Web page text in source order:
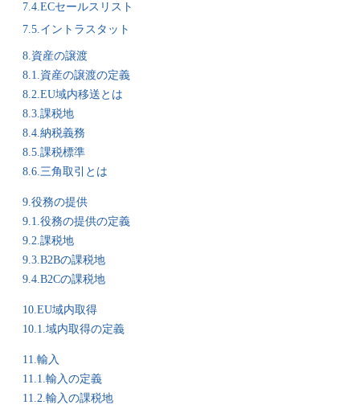
7.4.ECセールスリスト
7.5.イントラスタット
8.資産の譲渡
8.1.資産の譲渡の定義
8.2.EU域内移送とは
8.3.課税地
8.4.納税義務
8.5.課税標準
8.6.三角取引とは
9.役務の提供
9.1.役務の提供の定義
9.2.課税地
9.3.B2Bの課税地
9.4.B2Cの課税地
10.EU域内取得
10.1.域内取得の定義
11.輸入
11.1.輸入の定義
11.2.輸入の課税地